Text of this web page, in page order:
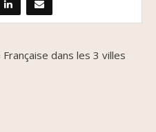
dans les 3 villes